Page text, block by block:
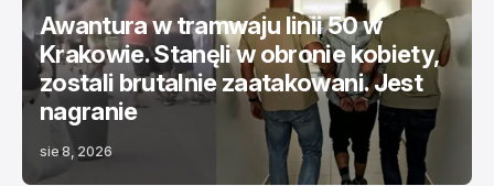
Awantura w tramwaju linii 50 w
Krakowie. Stanęli w obronie kobiety,
zostali brutalnie zaatakowani. Jest
nagranie
sie 8, 2026